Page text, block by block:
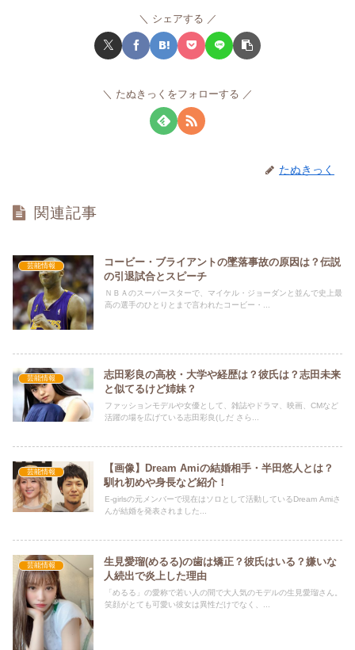
シェアする
たぬきっくをフォローする
たぬきっく
関連記事
芸能情報
コービー・ブライアントの墜落事故の原因は？伝説
の引退試合とスピーチ
ＮＢＡのスーパースターで、マイケル・ジョーダンと並んで史上最
高の選手のひとりとまで言われたコービー・...
芸能情報
志田彩良の高校・大学や経歴は？彼氏は？志田未来
と似てるけど姉妹？
ファッションモデルや女優として、雑誌やドラマ、映画、CMなど
活躍の場を広げている志田彩良(しだ さら...
芸能情報
【画像】Dream Amiの結婚相手・半田悠人とは？
馴れ初めや身長など紹介！
E-girlsの元メンバーで現在はソロとして活動しているDream Amiさ
んが結婚を発表されました...
芸能情報
生見愛瑠(めるる)の歯は矯正？彼氏はいる？嫌いな
人続出で炎上した理由
「めるる」の愛称で若い人の間で大人気のモデルの生見愛瑠さん。
笑顔がとても可愛い彼女は異性だけでなく、...